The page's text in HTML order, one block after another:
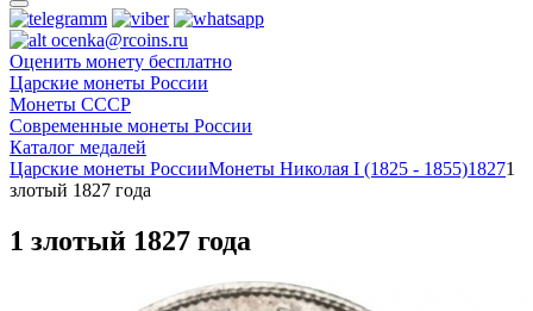
ocenka@rcoins.ru
Оценить монету бесплатно
Царские монеты России
Монеты СССР
Современные монеты России
Каталог медалей
Царские монеты РоссииМонеты Николая I (1825 - 1855)18271
злотый 1827 года
1 злотый 1827 года